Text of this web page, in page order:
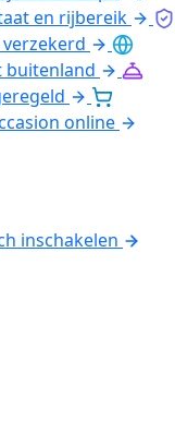
en rijbereik
buitenland
online
inschakelen